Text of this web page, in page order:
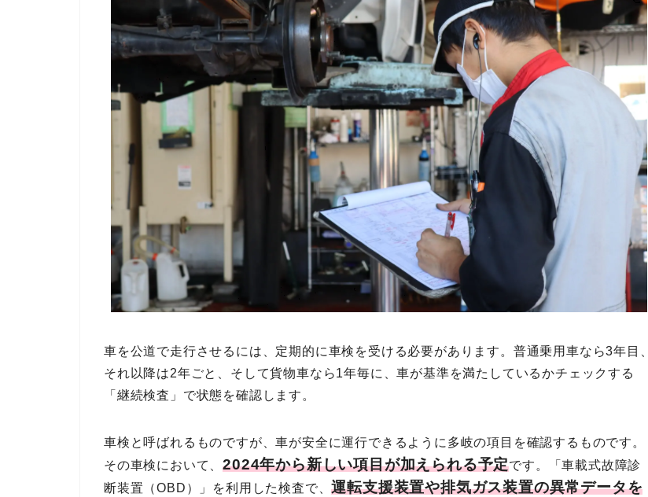
車を公道で走行させるには、定期的に車検を受ける必要があります。普通乗用車なら3年目、
それ以降は2年ごと、そして貨物車なら1年毎に、車が基準を満たしているかチェックする
「継続検査」で状態を確認します。
車検と呼ばれるものですが、車が安全に運行できるように多岐の項目を確認するものです。
その車検において、2024年から新しい項目が加えられる予定です。「車載式故障診
断装置（OBD）」を利用した検査で、運転支援装置や排気ガス装置の異常データを